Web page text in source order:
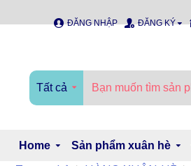
ĐĂNG NHẬP ĐĂNG KÝ
Tất cả
Home Sản phẩm xuân hè